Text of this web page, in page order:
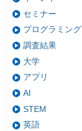
セミナー
プログラミング
調査結果
大学
アプリ
AI
STEM
英語